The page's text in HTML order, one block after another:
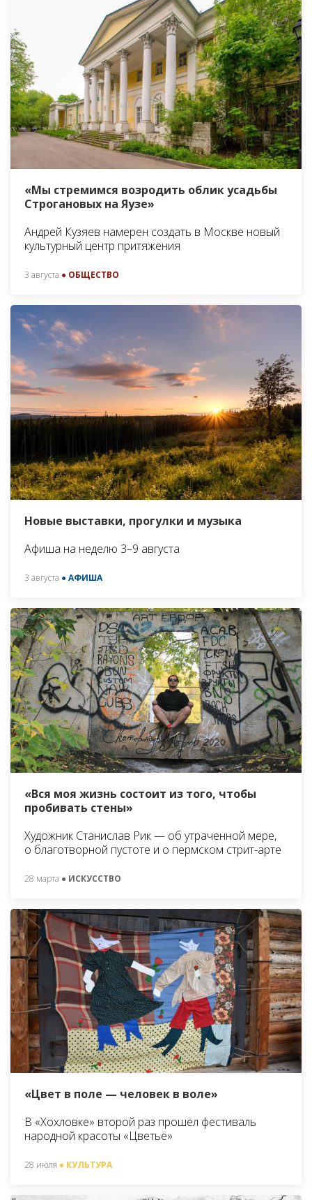
«Мы стремимся возродить облик усадьбы
Строгановых на Яузе»
Андрей Кузяев намерен создать в Москве новый
культурный центр притяжения
3 августа ● ОБЩЕСТВО
Новые выставки, прогулки и музыка
Афиша на неделю 3–9 августа
3 августа ● АФИША
«Вся моя жизнь состоит из того, чтобы
пробивать стены»
Художник Станислав Рик — об утраченной мере,
о благотворной пустоте и о пермском стрит-арте
28 марта ● ИСКУССТВО
«Цвет в поле — человек в воле»
В «Хохловке» второй раз прошёл фестиваль
народной красоты «Цветьё»
28 июля ● КУЛЬТУРА